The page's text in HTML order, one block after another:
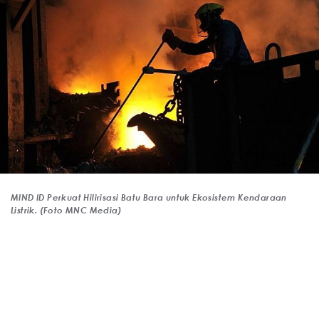
MIND ID Perkuat Hilirisasi Batu Bara untuk Ekosistem Kendaraan
Listrik. (Foto MNC Media)